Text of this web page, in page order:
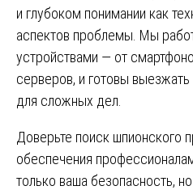
и глубоком понимании как
аспектов проблемы. Мы
устройствами — от
серверов, и готовы
для сложных дел.
Доверьте поиск шпионского
обеспечения
только ваша безопасность,